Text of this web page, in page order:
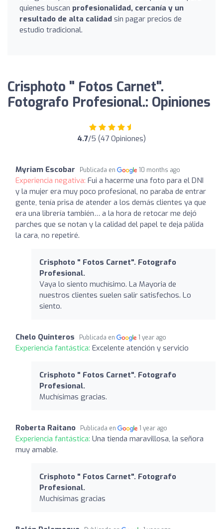
quienes buscan profesionalidad, cercanía y un
resultado de alta calidad sin pagar precios de
estudio tradicional.
Crisphoto " Fotos Carnet".
Fotografo Profesional.: Opiniones
4.7/5 (47 Opiniones)
Myriam Escobar Publicada en 10 months ago
Experiencia negativa: Fui a hacerme una foto para el DNI
y la mujer era muy poco profesional, no paraba de entrar
gente, tenía prisa de atender a los demás clientes ya que
era una librería también… a la hora de retocar me dejó
parches que se notan y la calidad del papel te deja pálida
la cara, no repetiré.
Crisphoto " Fotos Carnet". Fotografo
Profesional.
Vaya lo siento muchísimo. La Mayoria de
nuestros clientes suelen salir satisfechos. Lo
siento.
Chelo Quinteros Publicada en 1 year ago
Experiencia fantástica: Excelente atención y servicio
Crisphoto " Fotos Carnet". Fotografo
Profesional.
Muchísimas gracias.
Roberta Raitano Publicada en 1 year ago
Experiencia fantástica: Una tienda maravillosa, la señora
muy amable.
Crisphoto " Fotos Carnet". Fotografo
Profesional.
Muchísimas gracias